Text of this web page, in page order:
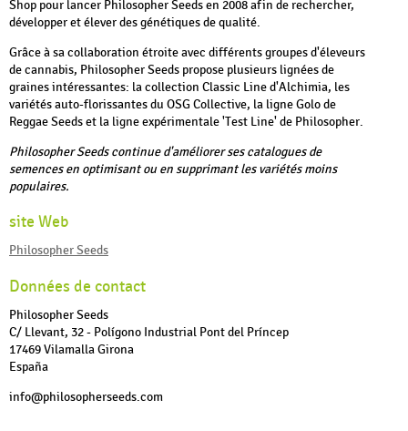
Shop pour lancer Philosopher Seeds en 2008 afin de rechercher,
développer et élever des génétiques de qualité.
Grâce à sa collaboration étroite avec différents groupes d'éleveurs
de cannabis, Philosopher Seeds propose plusieurs lignées de
graines intéressantes: la collection Classic Line d'Alchimia, les
variétés auto-florissantes du OSG Collective, la ligne Golo de
Reggae Seeds et la ligne expérimentale 'Test Line' de Philosopher.
Philosopher Seeds continue d'améliorer ses catalogues de
semences en optimisant ou en supprimant les variétés moins
populaires.
site Web
Philosopher Seeds
Données de contact
Philosopher Seeds
C/ Llevant, 32 - Polígono Industrial Pont del Príncep
17469 Vilamalla Girona
España
info@philosopherseeds.com